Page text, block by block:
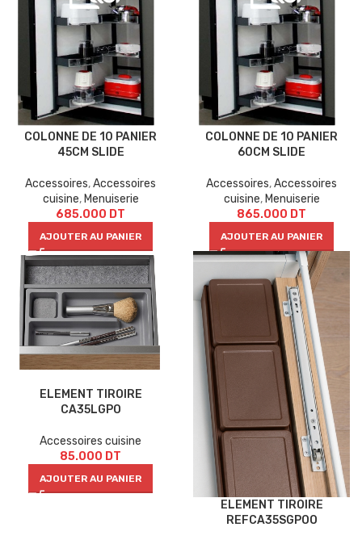
COLONNE DE 10 PANIER
45CM SLIDE
Accessoires,Accessoires
cuisine, Menuiserie
685.000 DT
AJOUTER AU PANIER
COLONNE DE 10 PANIER
60CM SLIDE
Accessoires,Accessoires
cuisine, Menuiserie
865.000 DT
AJOUTER AU PANIER
ELEMENT TIROIRE
CA35LGPO
Accessoires cuisine
85.000 DT
AJOUTER AU PANIER
ELEMENT TIROIRE
REFCA35SGPOO